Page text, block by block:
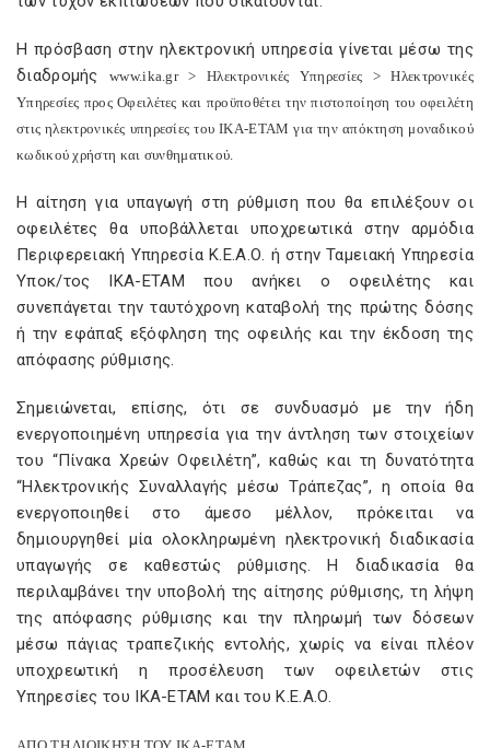
Η πρόσβαση στην ηλεκτρονική υπηρεσία γίνεται μέσω της
διαδρομής www.ika.gr> Ηλεκτρονικές Υπηρεσίες > Ηλεκτρονικές
Υπηρεσίες προς Οφειλέτες και προϋποθέτει την πιστοποίηση του οφειλέτη
στις ηλεκτρονικές υπηρεσίες του ΙΚΑ-ΕΤΑΜ για την απόκτηση μοναδικού
κωδικού χρήστη και συνθηματικού.
Η αίτηση για υπαγωγή στη ρύθμιση που θα επιλέξουν οι
οφειλέτες θα υποβάλλεται υποχρεωτικά στην αρμόδια
Περιφερειακή Υπηρεσία Κ.Ε.Α.Ο. ή στην Ταμειακή Υπηρεσία
Υποκ/τος ΙΚΑ-ΕΤΑΜ που ανήκει ο οφειλέτης και
συνεπάγεται την ταυτόχρονη καταβολή της πρώτης δόσης
ή την εφάπαξ εξόφληση της οφειλής και την έκδοση της
απόφασης ρύθμισης.
Σημειώνεται, επίσης, ότι σε συνδυασμό με την ήδη
ενεργοποιημένη υπηρεσία για την άντληση των στοιχείων
του “Πίνακα Χρεών Οφειλέτη”, καθώς και τη δυνατότητα
“Ηλεκτρονικής Συναλλαγής μέσω Τράπεζας”, η οποία θα
ενεργοποιηθεί στο άμεσο μέλλον, πρόκειται να
δημιουργηθεί μία ολοκληρωμένη ηλεκτρονική διαδικασία
υπαγωγής σε καθεστώς ρύθμισης. Η διαδικασία θα
περιλαμβάνει την υποβολή της αίτησης ρύθμισης, τη λήψη
της απόφασης ρύθμισης και την πληρωμή των δόσεων
μέσω πάγιας τραπεζικής εντολής, χωρίς να είναι πλέον
υποχρεωτική η προσέλευση των οφειλετών στις
Υπηρεσίες του ΙΚΑ-ΕΤΑΜ και του Κ.Ε.Α.Ο.